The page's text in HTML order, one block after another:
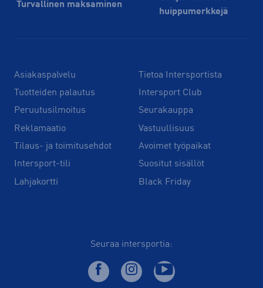
Turvallinen maksaminen
huippu­merkkejä
Asiakaspalvelu
Tuotteiden palautus
Peruutusilmoitus
Reklamaatio
Tilaus- ja toimitusehdot
Intersport-tili
Lahjakortti
Tietoa Intersportista
Intersport Club
Seurakauppa
Vastuullisuus
Avoimet työpaikat
Suositut sisällöt
Black Friday
Seuraa intersportia: